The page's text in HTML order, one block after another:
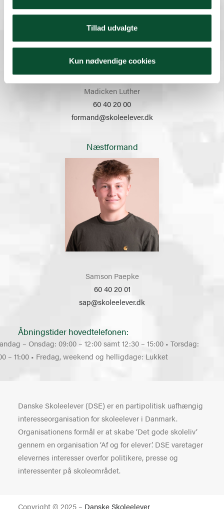
Tillad udvalgte
Kun nødvendige cookies
Madicken Luther
60 40 20 00
formand@skoleelever.dk
Næstformand
Samson Paepke
60 40 20 01
sap@skoleelever.dk
Åbningstider hovedtelefonen:
– Onsdag: 09:00 – 12:00 samt 12:30 – 15:00 • Torsdag:
– 11:00 • Fredag, weekend og helligdage: Lukket
Danske Skoleelever (DSE) er en partipolitisk uafhængig
interesseorganisation for skoleelever i Danmark.
Organisationens formål er at skabe ‘Det gode skoleliv’
gennem en organisation ‘Af og for elever’. DSE varetager
elevernes interesser overfor politikere, presse og
interessenter på skoleområdet.
Copyright © 2025 – Danske Skoleelever